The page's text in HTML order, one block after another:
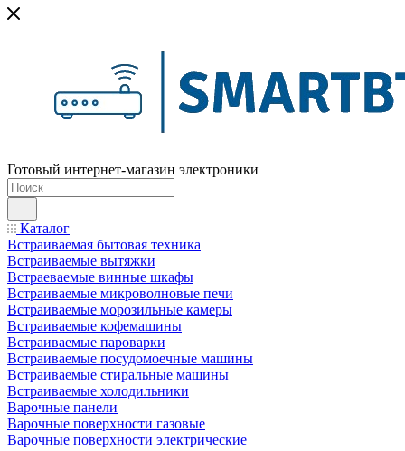
Готовый интернет-магазин электроники
Каталог
Встраиваемая бытовая техника
Встраиваемые вытяжки
Встраеваемые винные шкафы
Встраиваемые микроволновые печи
Встраиваемые морозильные камеры
Встраиваемые кофемашины
Встраиваемые пароварки
Встраиваемые посудомоечные машины
Встраиваемые стиральные машины
Встраиваемые холодильники
Варочные панели
Варочные поверхности газовые
Варочные поверхности электрические